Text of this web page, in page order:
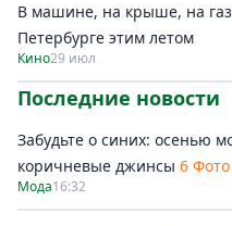
В машине, на крыше, на
Петербурге этим летом
Кино29 июл
Последние новости
Забудьте о синих: осенью
коричневые джинсы 6 Фото
Мода16:32